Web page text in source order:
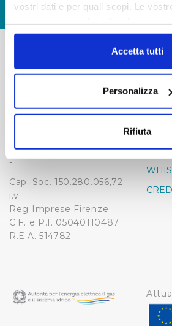
vostri dati e per quali scopi. Le
in cui avete effettuato le vostre
modificare o revocare il proprio
momento dalla Dichiarazione sui
Con il tuo consenso, vorremmo
raccogliere informazioni sulla
Identificare il tuo dispositivo,
attivamente alla ricerca di
Approfondisci come vengono
e imposta le tue preferenze nella
Utilizziamo dei cookie tecnici
fruibile il sito web abilitandone
la navigazione sulle pagine e
Accetta tutti
Personalizza
Rifiuta
50126 Fi
-
Cap. Soc. 150.280.056,72
i.v.
Reg Imprese Firenze
C.F. e P.I. 05040110487
R.E.A. 514782
-
FAQ